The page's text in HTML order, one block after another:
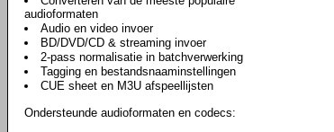
audioformaten
Audio en video invoer
BD/DVD/CD & streaming invoer
2-pass normalisatie in batchverwerking
Tagging en bestandsnaaminstellingen
CUE sheet en M3U afspeellijsten
Ondersteunde audioformaten en codecs: